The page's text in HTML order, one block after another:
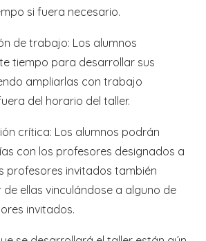
si fuera necesario.
de trabajo: Los alumnos
tiempo para desarrollar sus
ampliarlas con trabajo
del horario del taller.
crítica: Los alumnos podrán
con los profesores designados a
profesores invitados también
ellas vinculándose a alguno de
invitados.